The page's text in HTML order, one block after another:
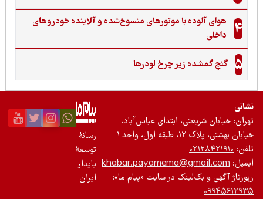
هوای آلوده با موتورهای منسوخ‌شده و آلاینده خودروهای
داخلی
گنجِ گمشده زیر چرخ لودرها
خیابان شریعتی، ابتدای عباس‌آباد،
بهشتی، پلاک ۱۲، طبقه اول، واحد ۱
۰۲۱۲۸۴۲۱۹۱۰
khabar.payamema@gmail.com
آگهی و بک‌لینک در سایت «پیام ما»:
توسعۀ
پایدار
ایران